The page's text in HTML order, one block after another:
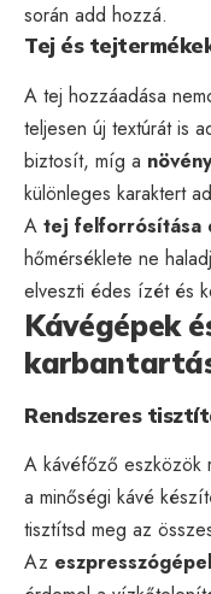
során add hozzá.
Tej és
A tej hozzáadása
teljesen új textúrát is
biztosít, míg a
különleges karaktert
A tej felforrósítása
hőmérséklete ne
elveszti édes ízét és
Kávégépek
Rendszeres
A kávéfőző eszközök
a minőségi kávé
tisztítsd meg az
Az